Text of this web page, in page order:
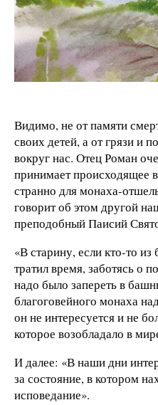
Видимо, не от памяти
своих детей, а от грязи и
вокруг нас. Отец Роман
принимает происходящее
странно для монаха-
говорит об этом другой
преподобный Паисий
«В старину, если кто-то
тратил время, заботясь о
надо было запереть в
благоговейного монаха
он не интересуется и не
которое возобладало в
И далее: «В наши дни
за состояние, в котором
исповедание».